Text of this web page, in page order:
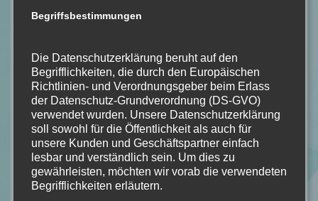
Begriffsbestimmungen
Die Datenschutzerklärung beruht auf den
Begrifflichkeiten, die durch den Europäischen
Richtlinien- und Verordnungsgeber beim Erlass
der Datenschutz-Grundverordnung (DS-GVO)
verwendet wurden. Unsere Datenschutzerklärung
soll sowohl für die Öffentlichkeit als auch für
unsere Kunden und Geschäftspartner einfach
lesbar und verständlich sein. Um dies zu
gewährleisten, möchten wir vorab die verwendeten
Begrifflichkeiten erläutern.